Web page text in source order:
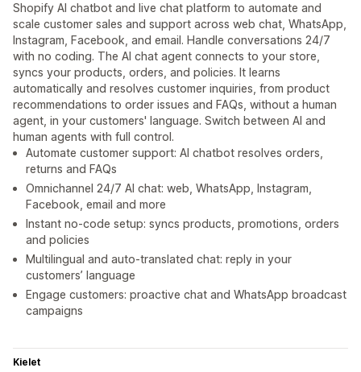
Shopify AI chatbot and live chat platform to automate and
scale customer sales and support across web chat, WhatsApp,
Instagram, Facebook, and email. Handle conversations 24/7
with no coding. The AI chat agent connects to your store,
syncs your products, orders, and policies. It learns
automatically and resolves customer inquiries, from product
recommendations to order issues and FAQs, without a human
agent, in your customers' language. Switch between AI and
human agents with full control.
Automate customer support: AI chatbot resolves orders,
returns and FAQs
Omnichannel 24/7 AI chat: web, WhatsApp, Instagram,
Facebook, email and more
Instant no‑code setup: syncs products, promotions, orders
and policies
Multilingual and auto-translated chat: reply in your
customers’ language
Engage customers: proactive chat and WhatsApp broadcast
campaigns
Kielet